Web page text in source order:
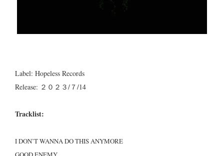
Label: Hopeless Records
Release: ２０２３/７/14
Tracklist:
I DON’T WANNA DO THIS ANYMORE